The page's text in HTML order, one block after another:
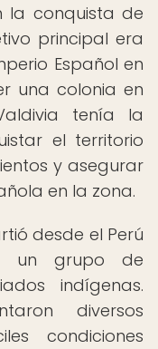
la conquista de
principal era
Español en
una colonia en
tenía la
el territorio
y asegurar
en la zona.
desde el Perú
un grupo de
indígenas.
diversos
condiciones